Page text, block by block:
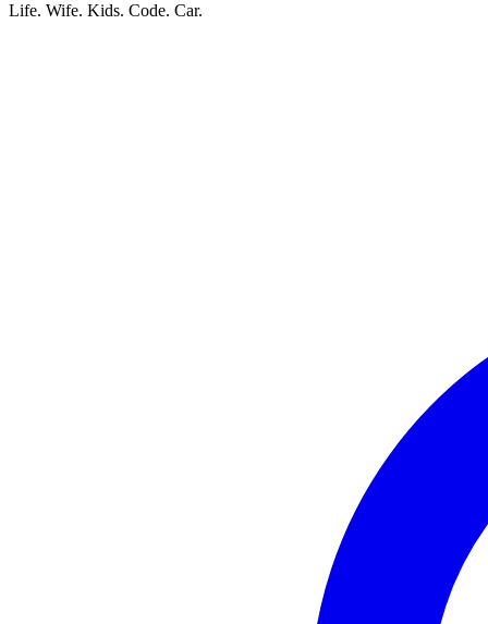
Life. Wife. Kids. Code. Car.